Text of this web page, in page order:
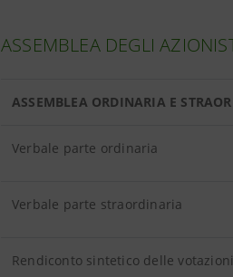
ASSEMBLEA DEGLI
ASSEMBLEA ORDINARIA E
Verbale parte ordinaria
Verbale parte straordinaria
Rendiconto sintetico delle votazioni